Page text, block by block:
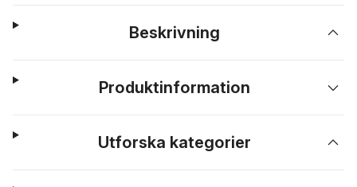
Beskrivning
Produktinformation
Utforska kategorier